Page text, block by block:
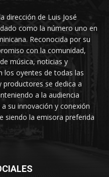
dirección de Luis José
como la número uno en
Reconocida por su
con la comunidad,
música, noticias y
los oyentes de todas las
productores se dedica a
a la audiencia
su innovación y conexión
siendo la emisora preferida